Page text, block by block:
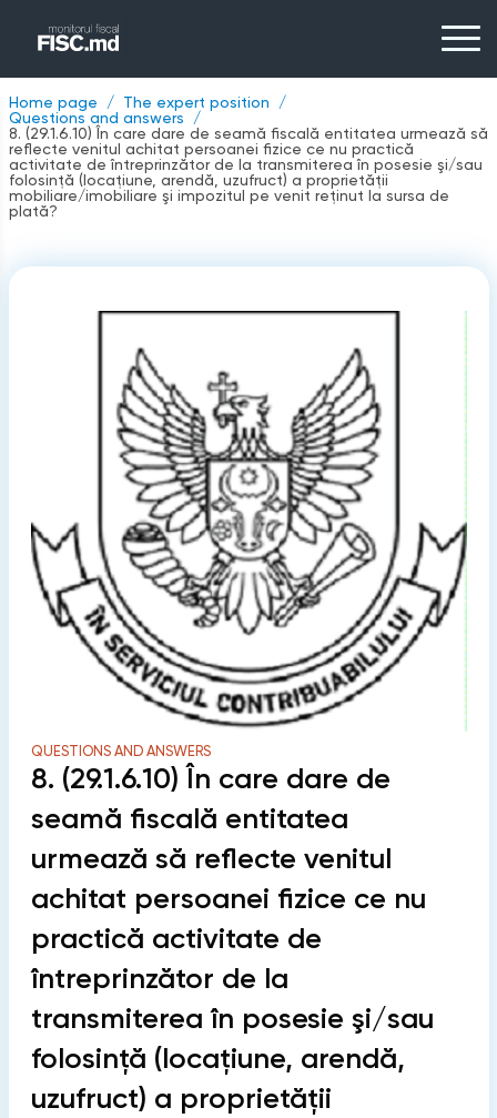
Home page
The expert position
Questions and answers
8. (29.1.6.10) În care dare de seamă fiscală entitatea urmează să
reflecte venitul achitat persoanei fizice ce nu practică
activitate de întreprinzător de la transmiterea în posesie şi/sau
folosinţă (locaţiune, arendă, uzufruct) a proprietăţii
mobiliare/imobiliare şi impozitul pe venit reţinut la sursa de
plată?
QUESTIONS AND ANSWERS
8. (29.1.6.10) În care dare de
seamă fiscală entitatea
urmează să reflecte venitul
achitat persoanei fizice ce nu
practică activitate de
întreprinzător de la
transmiterea în posesie şi/sau
folosinţă (locaţiune, arendă,
uzufruct) a proprietăţii